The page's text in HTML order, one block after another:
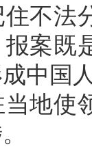
法分
案既
中国
使领